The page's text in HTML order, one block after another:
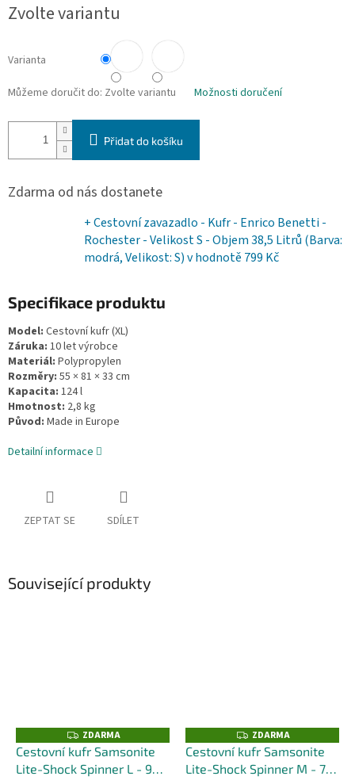
cena:
Zvolte variantu
Varianta
Můžeme doručit do: Zvolte variantu Možnosti doručení
Přidat do košíku
Zdarma od nás dostanete
+ Cestovní zavazadlo - Kufr - Enrico Benetti -
Rochester - Velikost S - Objem 38,5 Litrů (Barva:
modrá, Velikost: S)v hodnotě 799 Kč
Specifikace produktu
Model: Cestovní kufr (XL)
Záruka: 10 let výrobce
Materiál: Polypropylen
Rozměry: 55 × 81 × 33 cm
Kapacita: 124 l
Hmotnost: 2,8 kg
Původ: Made in Europe
Detailní informace
ZEPTAT SE SDÍLET
Související produkty
Z
D
A
R
ZDARMA
Cestovní kufr Samsonite
Lite-Shock Spinner L - 98L
Z
D
A
R
ZDARMA
Cestovní kufr Samsonite
Lite-Shock Spinner M - 73L